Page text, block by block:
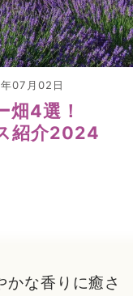
07月02日
畑4選！
紹介2024
な香りに癒さ